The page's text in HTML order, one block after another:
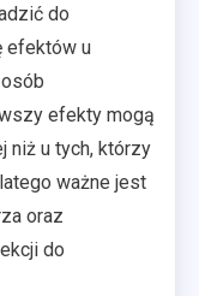
do
efektów u
efekty mogą
niż u tych, którzy
ważne jest
oraz
do